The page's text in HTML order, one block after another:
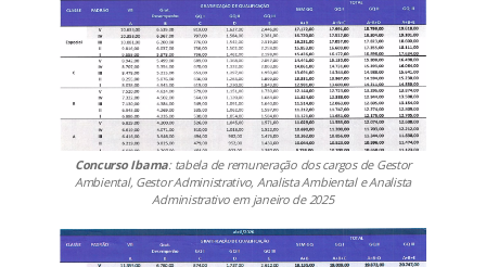
Concurso Ibama: tabela de remuneração dos cargos de Gestor
Ambiental, Gestor Administrativo, Analista Ambiental e Analista
Administrativo em janeiro de 2025